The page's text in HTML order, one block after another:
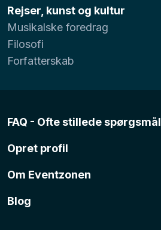
Rejser, kunst og kultur
Musikalske foredrag
Filosofi
Forfatterskab
FAQ - Ofte stillede spørgsmål
Opret profil
Om Eventzonen
Blog